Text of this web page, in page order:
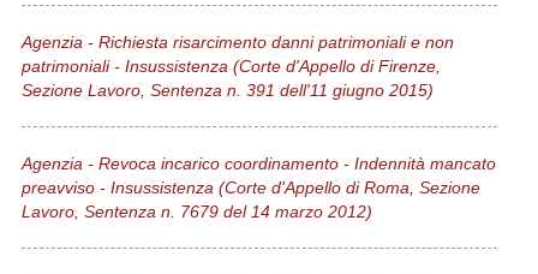
Agenzia - Richiesta risarcimento danni patrimoniali e non
patrimoniali - Insussistenza (Corte d'Appello di Firenze,
Sezione Lavoro, Sentenza n. 391 dell'11 giugno 2015)
Agenzia - Revoca incarico coordinamento - Indennità mancato
preavviso - Insussistenza (Corte d'Appello di Roma, Sezione
Lavoro, Sentenza n. 7679 del 14 marzo 2012)